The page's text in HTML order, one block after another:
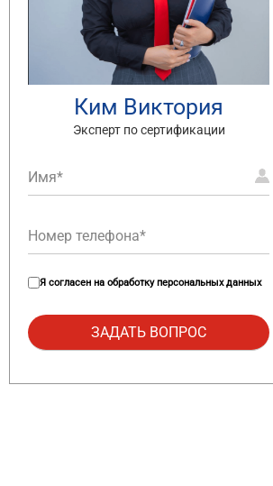
Ким Виктория
Эксперт по сертификации
Я согласен на обработку персональных данных